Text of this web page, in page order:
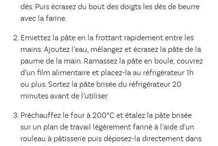
dés. Puis écrasez du bout des doigts les dés de beurre
avec la farine.
Emiettez la pâte en la frottant rapidement entre les
mains. Ajoutez l’eau, mélangez et écrasez la pâte de la
paume de la main. Ramassez la pâte en boule, couvrez
d’un film alimentaire et placez-la au réfrigérateur 1h
ou plus. Sortez la pâte brisée du réfrigérateur 20
minutes avant de l’utiliser.
Préchauffez le four à 200°C et étalez la pâte brisée
sur un plan de travail légèrement fariné à l’aide d’un
rouleau à pâtisserie puis déposez-la directement dans